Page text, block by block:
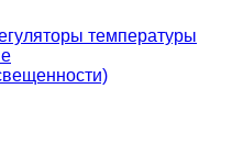
температуры